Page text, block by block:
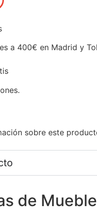
a 400€ en Madrid y
sobre este
de